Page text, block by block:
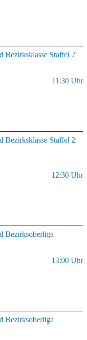
Bezirksklasse Staffel 2
11:30 Uhr
Bezirksklasse Staffel 2
12:30 Uhr
Bezirksoberliga
13:00 Uhr
Bezirksoberliga